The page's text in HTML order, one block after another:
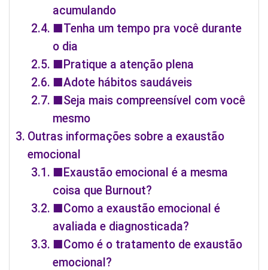
acumulando
■Tenha um tempo pra você durante
o dia
■Pratique a atenção plena
■Adote hábitos saudáveis
■Seja mais compreensível com você
mesmo
Outras informações sobre a exaustão
emocional
■Exaustão emocional é a mesma
coisa que Burnout?
■Como a exaustão emocional é
avaliada e diagnosticada?
■Como é o tratamento de exaustão
emocional?